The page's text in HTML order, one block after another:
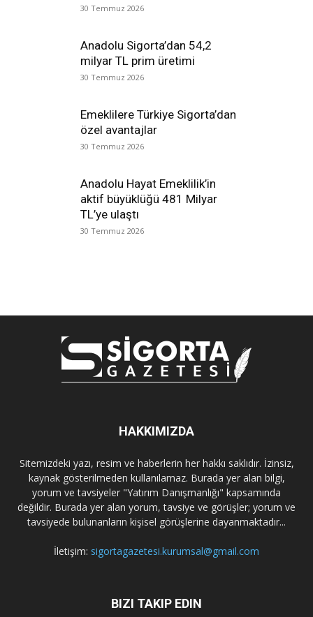
30 Temmuz 2026
Anadolu Sigorta’dan 54,2
milyar TL prim üretimi
30 Temmuz 2026
Emeklilere Türkiye Sigorta’dan
özel avantajlar
30 Temmuz 2026
Anadolu Hayat Emeklilik’in
aktif büyüklüğü 481 Milyar
TL’ye ulaştı
30 Temmuz 2026
HAKKIMIZDA
Sitemizdeki yazı, resim ve haberlerin her hakkı saklıdır. İzinsiz,
kaynak gösterilmeden kullanılamaz. Burada yer alan bilgi,
yorum ve tavsiyeler "Yatırım Danışmanlığı" kapsamında
değildir. Burada yer alan yorum, tavsiye ve görüşler; yorum ve
tavsiyede bulunanların kişisel görüşlerine dayanmaktadır...
İletişim: sigortagazetesi.kurumsal@gmail.com
BIZI TAKIP EDIN